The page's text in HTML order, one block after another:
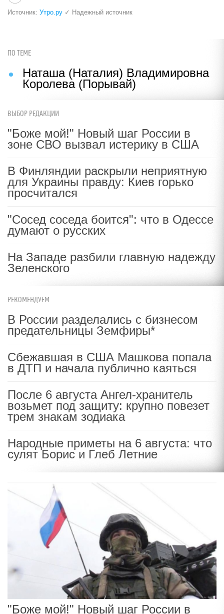
Источник: Утро.ру ✓ Надежный источник
ПО ТЕМЕ
Наташа (Наталия) Владимировна
Королева (Порывай)
ВЫБОР РЕДАКЦИИ
"Боже мой!" Новый шаг России в
зоне СВО вызвал истерику в США
В Финляндии раскрыли неприятную
для Украины правду: Киев горько
просчитался
"Сосед соседа боится": что в Одессе
думают о русских
На Западе разбили главную надежду
Зеленского
РЕКОМЕНДУЕМ
В России разделались с бизнесом
предательницы Земфиры*
Сбежавшая в США Машкова попала
в ДТП и начала публично каяться
После 6 августа Ангел-хранитель
возьмет под защиту: крупно повезет
трем знакам зодиака
Народные приметы на 6 августа: что
сулят Борис и Глеб Летние
"Боже мой!" Новый шаг России в